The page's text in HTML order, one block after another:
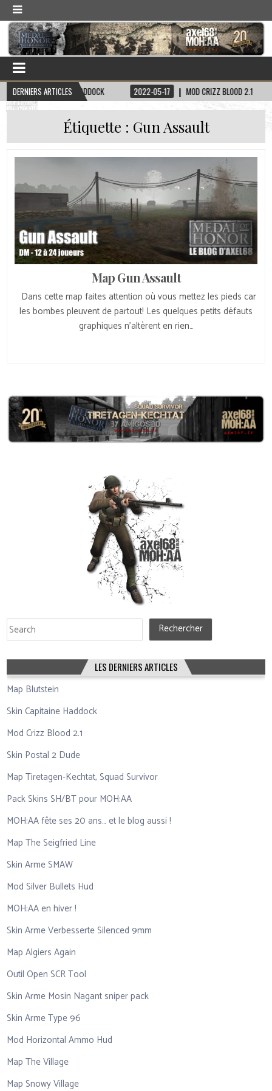
DERNIERS ARTICLES
SKIN CAPITAINE HADDOCK 2022-05-17 MOD CRIZZ BLOOD 2.1
Étiquette : Gun Assault
Map Gun Assault
Dans cette map faites attention où vous mettez les pieds car
les bombes pleuvent de partout! Les quelques petits défauts
graphiques n’altèrent en rien…
Rechercher Rechercher
LES DERNIERS ARTICLES
Map Blutstein
Skin Capitaine Haddock
Mod Crizz Blood 2.1
Skin Postal 2 Dude
Map Tiretagen-Kechtat, Squad Survivor
Pack Skins SH/BT pour MOH:AA
MOH:AA fête ses 20 ans… et le blog aussi !
Map The Seigfried Line
Skin Arme SMAW
Mod Silver Bullets Hud
MOH:AA en hiver !
Skin Arme Verbesserte Silenced 9mm
Map Algiers Again
Outil Open SCR Tool
Skin Arme Mosin Nagant sniper pack
Skin Arme Type 96
Mod Horizontal Ammo Hud
Map The Village
Map Snowy Village